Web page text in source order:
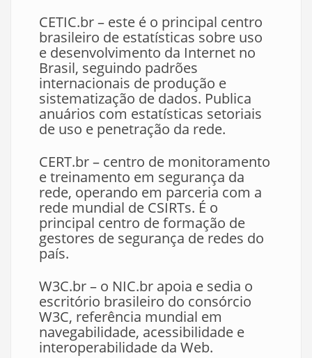
CETIC.br – este é o principal centro
brasileiro de estatísticas sobre uso
e desenvolvimento da Internet no
Brasil, seguindo padrões
internacionais de produção e
sistematização de dados. Publica
anuários com estatísticas setoriais
de uso e penetração da rede.
CERT.br – centro de monitoramento
e treinamento em segurança da
rede, operando em parceria com a
rede mundial de CSIRTs. É o
principal centro de formação de
gestores de segurança de redes do
país.
W3C.br – o NIC.br apoia e sedia o
escritório brasileiro do consórcio
W3C, referência mundial em
navegabilidade, acessibilidade e
interoperabilidade da Web.